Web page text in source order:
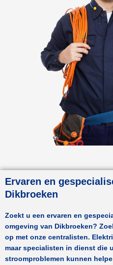
Ervaren en
Dikbroeken
Zoekt u een ervaren en
omgeving van Dikbroeken?
op met onze centralisten.
maar specialisten in dienst die
stroomproblemen kunnen